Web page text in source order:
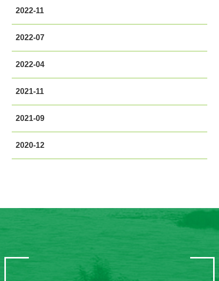
2022-11
2022-07
2022-04
2021-11
2021-09
2020-12